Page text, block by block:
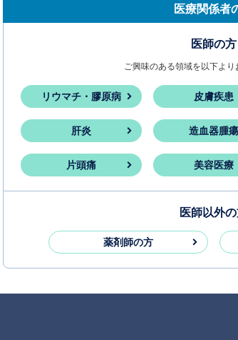
医療関係者
医師の方
ご興味のある領域を以下より
リウマチ・膠原病 皮膚疾患
肝炎 造血器腫瘍
片頭痛 美容医療
医師以外
薬剤師の方